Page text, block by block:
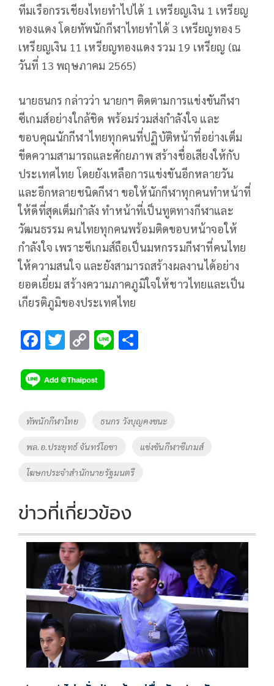
ทีมเรือกรรเชียงไทยทำไปได้ 1 เหรียญเงิน 1 เหรียญ
ทองแดง โดยทัพนักกีฬาไทยทำได้ 3 เหรียญทอง 5
เหรียญเงิน 11 เหรียญทองแดง รวม 19 เหรียญ (ณ
วันที่ 13 พฤษภาคม 2565)
นายธนกร กล่าวว่า นายกฯ ติดตามการแข่งขันกีฬา
ซีเกมส์อย่างใกล้ชิด พร้อมร่วมส่งกำลังใจ และ
ขอบคุณนักกีฬาไทยทุกคนที่ปฏิบัติหน้าที่อย่างเต็ม
ขีดความสามารถและศักยภาพ สร้างชื่อเสียงให้กับ
ประเทศไทย โดยยังเหลือการแข่งขันอีกหลายวัน
และอีกหลายชนิดกีฬา ขอให้นักกีฬาทุกคนทำหน้าที่
ให้ดีที่สุดเต็มกำลัง ทำหน้าที่เป็นทูตทางกีฬาและ
วัฒนธรรม คนไทยทุกคนพร้อมติดขอบหน้าจอให้
กำลังใจ เพราะซีเกมส์ถือเป็นมหกรรมกีฬาที่คนไทย
ให้ความสนใจ และยังสามารถสร้างผลงานได้อย่าง
ยอดเยี่ยม สร้างความภาคภูมิใจให้ชาวไทยและเป็น
เกียรติภูมิของประเทศไทย
F
e
b
o
k
T
tt
er
C
p
y
Li
n
k
Li
Tags
ทัพนักกีฬาไทย ธนกร วังบุญคงชนะ
พล.อ.ประยุทธ์ จันทร์โอชา แข่งขันกีฬาซีเกมส์
โฆษกประจำสำนักนายรัฐมนตรี
ข่าวที่เกี่ยวข้อง